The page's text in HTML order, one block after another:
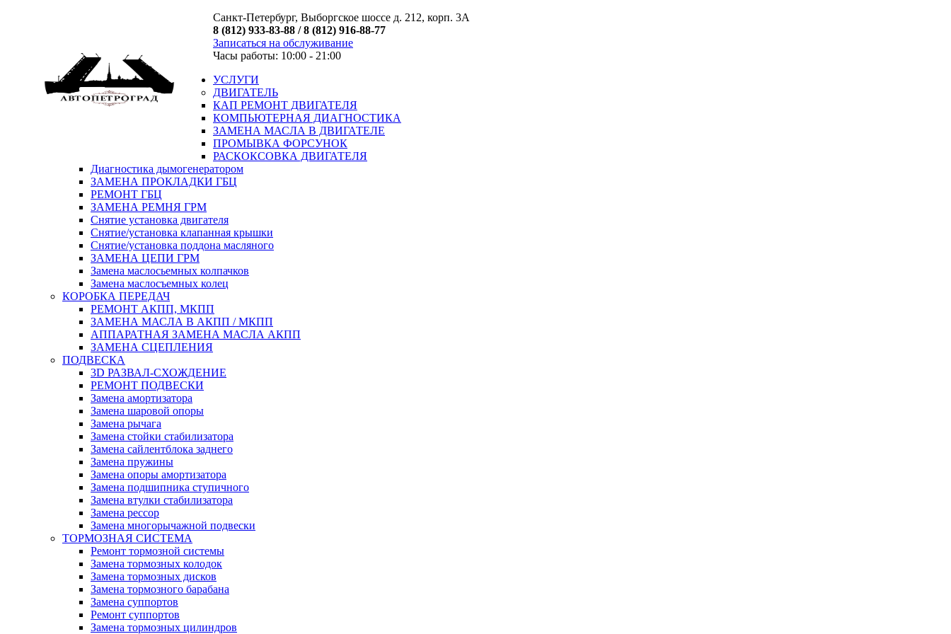
Санкт-Петербург, Выборгское шоссе д. 212, корп. 3А
8 (812) 933-83-88 / 8 (812) 916-88-77
Записаться на обслуживание
Часы работы: 10:00 - 21:00
УСЛУГИ
ДВИГАТЕЛЬ
КАП РЕМОНТ ДВИГАТЕЛЯ
КОМПЬЮТЕРНАЯ ДИАГНОСТИКА
ЗАМЕНА МАСЛА В ДВИГАТЕЛЕ
ПРОМЫВКА ФОРСУНОК
РАСКОКСОВКА ДВИГАТЕЛЯ
Диагностика дымогенератором
ЗАМЕНА ПРОКЛАДКИ ГБЦ
РЕМОНТ ГБЦ
ЗАМЕНА РЕМНЯ ГРМ
Снятие установка двигателя
Cнятие/установка клапанная крышки
Cнятие/установка поддона масляного
ЗАМЕНА ЦЕПИ ГРМ
Замена маслосьемных колпачков
Замена маслосъемных колец
КОРОБКА ПЕРЕДАЧ
РЕМОНТ АКПП, МКПП
ЗАМЕНА МАСЛА В АКПП / МКПП
АППАРАТНАЯ ЗАМЕНА МАСЛА АКПП
ЗАМЕНА СЦЕПЛЕНИЯ
ПОДВЕСКА
3D РАЗВАЛ-СХОЖДЕНИЕ
РЕМОНТ ПОДВЕСКИ
Замена амортизатора
Замена шаровой опоры
Замена рычага
Замена стойки стабилизатора
Замена сайлентблока заднего
Замена пружины
Замена опоры амортизатора
Замена подшипника ступичного
Замена втулки стабилизатора
Замена рессор
Замена многорычажной подвески
ТОРМОЗНАЯ СИСТЕМА
Ремонт тормозной системы
Замена тормозных колодок
Замена тормозных дисков
Замена тормозного барабана
Замена суппортов
Ремонт суппортов
Замена тормозных цилиндров